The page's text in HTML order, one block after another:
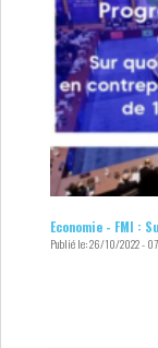
Economie - FMI :
Publié le:26/10/2022 -